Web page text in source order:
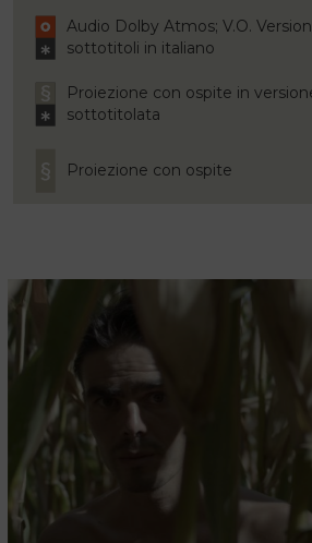
Audio Dolby Atmos; V.O.
sottotitoli in italiano
Proiezione con ospite in
sottotitolata
Proiezione con ospite